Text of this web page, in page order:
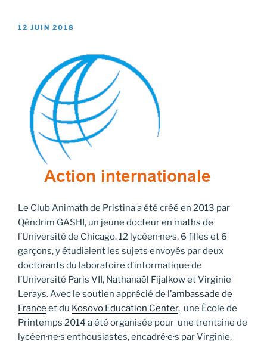
PUBLIÉ
12 JUIN 2018
Le Club Animath de Pristina a été créé en 2013 par
Qëndrim GASHI, un jeune docteur en maths de
l’Université de Chicago. 12 lycéen·ne·s, 6 filles et 6
garçons, y étudiaient les sujets envoyés par deux
doctorants du laboratoire d’informatique de
l’Université Paris VII, Nathanaël Fijalkow et Virginie
Lerays. Avec le soutien apprécié de l’ambassade de
France et du Kosovo Education Center, une École de
Printemps 2014 a été organisée pour une trentaine de
lycéen·ne·s enthousiastes, encadré·e·s par Virginie,